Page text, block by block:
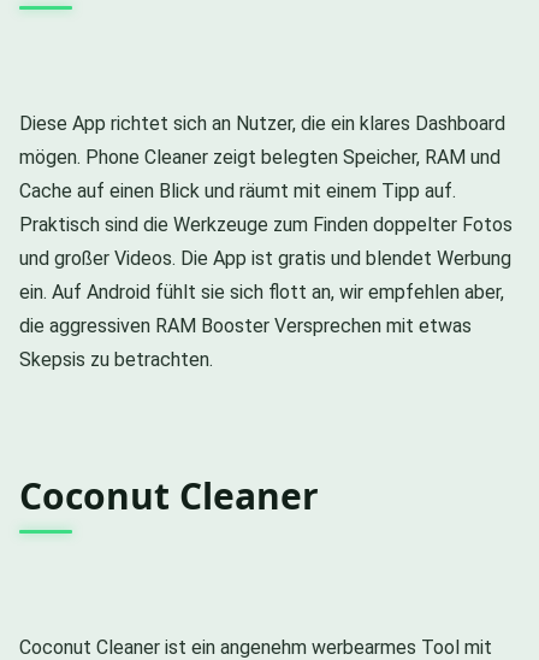
Diese App richtet sich an Nutzer, die ein klares Dashboard
mögen. Phone Cleaner zeigt belegten Speicher, RAM und
Cache auf einen Blick und räumt mit einem Tipp auf.
Praktisch sind die Werkzeuge zum Finden doppelter Fotos
und großer Videos. Die App ist gratis und blendet Werbung
ein. Auf Android fühlt sie sich flott an, wir empfehlen aber,
die aggressiven RAM Booster Versprechen mit etwas
Skepsis zu betrachten.
Coconut Cleaner
Coconut Cleaner ist ein angenehm werbearmes Tool mit